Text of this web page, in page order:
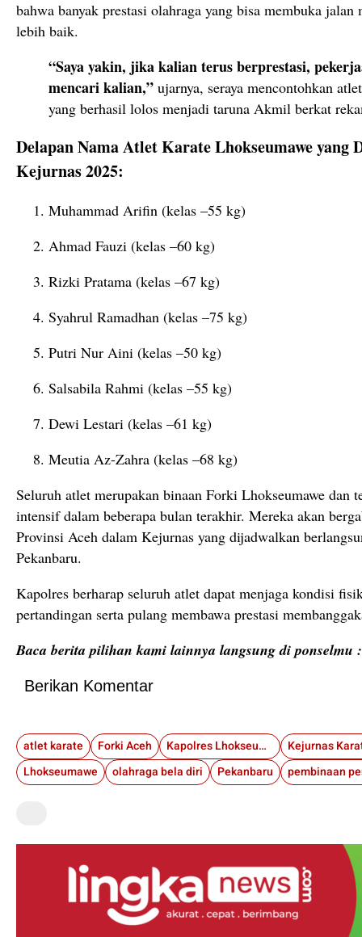
bahwa banyak prestasi olahraga yang bisa membuka jalan
lebih baik.
“Sayayakin, jikakalianterusberprestasi,
mencarikalian,” ujarnya, seraya mencontohkan
yang berhasil lolos menjadi taruna Akmil berkat
DelapanNamaAtletKarateLhokseumaweyang
Kejurnas2025:
Muhammad Arifin (kelas –55 kg)
Ahmad Fauzi (kelas –60 kg)
Rizki Pratama (kelas –67 kg)
Syahrul Ramadhan (kelas –75 kg)
Putri Nur Aini (kelas –50 kg)
Salsabila Rahmi (kelas –55 kg)
Dewi Lestari (kelas –61 kg)
Meutia Az-Zahra (kelas –68 kg)
Seluruh atlet merupakan binaan Forki Lhokseumawe dan
intensifdalam beberapa bulan terakhir. Mereka akan
Provinsi Aceh dalam Kejurnas yang dijadwalkan
Pekanbaru.
Kapolres berharap seluruh atlet dapat menjaga kondisi
pertandingan serta pulang membawa prestasi
Baca berita pilihan kami lainnya langsung di ponselmu
Berikan Komentar
atlet karate Forki Aceh
Kapolres Lhokseumawe
Lhokseumawe
olahraga bela diri Pekanbaru pembinaan